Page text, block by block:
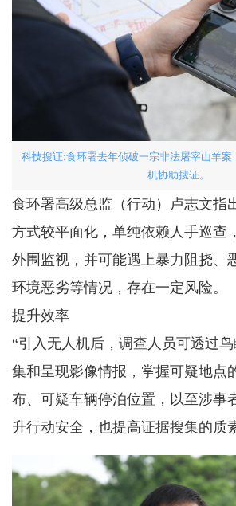
科技搜证:食环署去年侦破一宗非法屠宰山羊案
机协助搜证。
食环署高级总监（行动）卢志文指
方式较平面化，单纯依赖人手巡查
外围监视，并可能遇上暴力阻挠、
环境恶劣等情况，存在一定风险。
提升效率
“引入无人机后，调查人员可透过
集和呈现影像情报，掌握可疑地点
布、可疑车辆停泊位置，以至涉事
升行动安全，也提高证据搜集的质